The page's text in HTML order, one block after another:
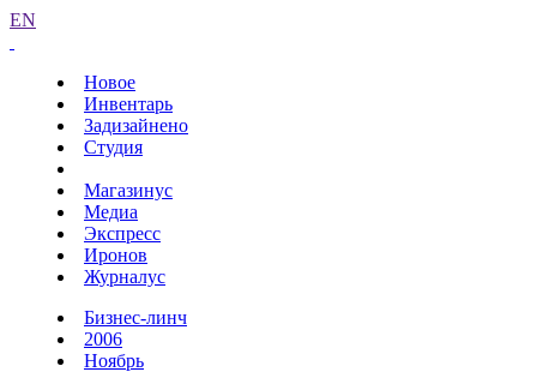
EN
Новое
Инвентарь
Задизайнено
Студия
Магазинус
Медиа
Экспресс
Иронов
Журналус
Бизнес-линч
2006
Ноябрь